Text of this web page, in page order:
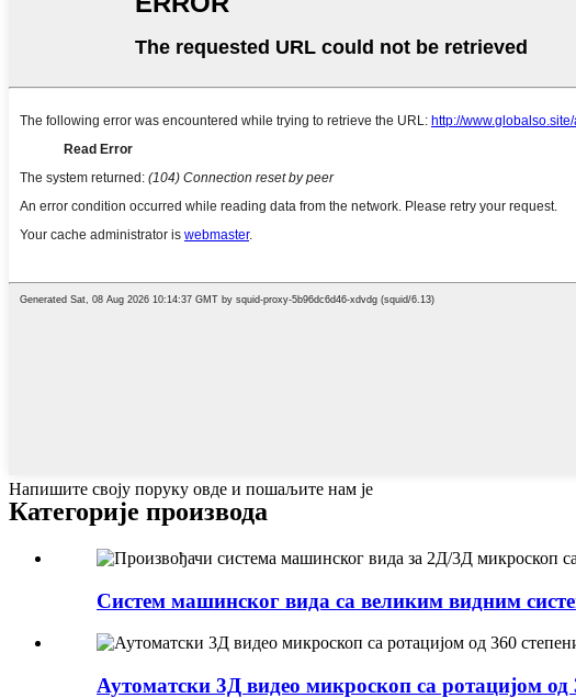
Напишите своју поруку овде и пошаљите нам је
Категорије производа
Систем машинског вида са великим видним
Аутоматски 3Д видео микроскоп са ротацијом од